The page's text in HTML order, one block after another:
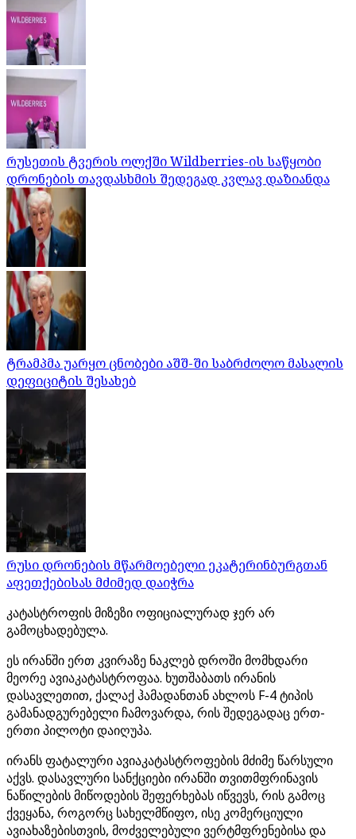
რუსეთის ტვერის ოლქში Wildberries-ის საწყობი
დრონების თავდასხმის შედეგად კვლავ დაზიანდა
ტრამპმა უარყო ცნობები აშშ-ში საბრძოლო მასალის
დეფიციტის შესახებ
რუსი დრონების მწარმოებელი ეკატერინბურგთან
აფეთქებისას მძიმედ დაიჭრა
კატასტროფის მიზეზი ოფიციალურად ჯერ არ
გამოცხადებულა.
ეს ირანში ერთ კვირაზე ნაკლებ დროში მომხდარი
მეორე ავიაკატასტროფაა. ხუთშაბათს ირანის
დასავლეთით, ქალაქ ჰამადანთან ახლოს F-4 ტიპის
გამანადგურებელი ჩამოვარდა, რის შედეგადაც ერთ-
ერთი პილოტი დაიღუპა.
ირანს ფატალური ავიაკატასტროფების მძიმე წარსული
აქვს. დასავლური სანქციები ირანში თვითმფრინავის
ნაწილების მიწოდების შეფერხებას იწვევს, რის გამოც
ქვეყანა, როგორც სახელმწიფო, ისე კომერციული
ავიახაზებისთვის, მოძველებული ვერტმფრენებისა და